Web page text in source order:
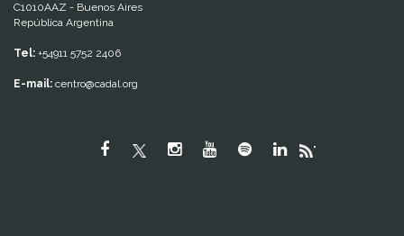
C1010AAZ - Buenos Aires
República Argentina
Tel: +54911 5752 2406
E-mail: centro@cadal.org
"